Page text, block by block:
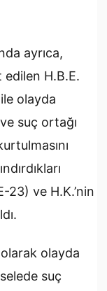
ayrıca,
edilen H.B.E.
olayda
suç ortağı
23) ve H.K.’nin
olayda
suç